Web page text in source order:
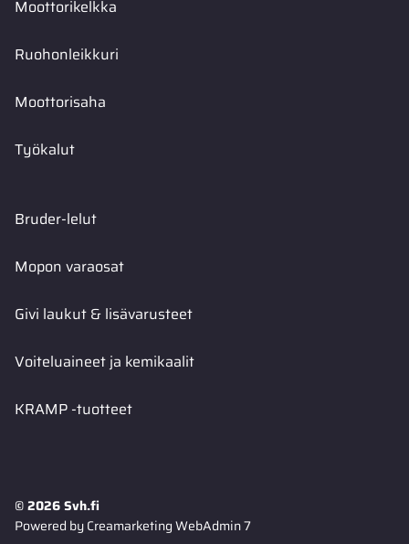
Moottorikelkka
Ruohonleikkuri
Moottorisaha
Työkalut
Bruder-lelut
Mopon varaosat
Givi laukut & lisävarusteet
Voiteluaineet ja kemikaalit
KRAMP -tuotteet
© 2026 Svh.fi
Powered byCreamarketing WebAdmin 7